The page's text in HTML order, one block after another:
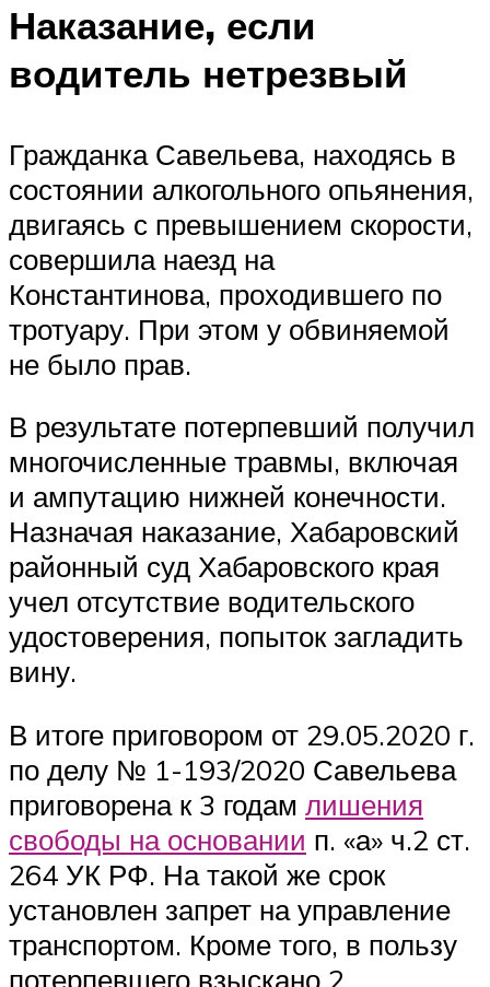
Наказание, если
водитель нетрезвый
Гражданка Савельева, находясь в
состоянии алкогольного опьянения,
двигаясь с превышением скорости,
совершила наезд на
Константинова, проходившего по
тротуару. При этом у обвиняемой
не было прав.
В результате потерпевший получил
многочисленные травмы, включая
и ампутацию нижней конечности.
Назначая наказание, Хабаровский
районный суд Хабаровского края
учел отсутствие водительского
удостоверения, попыток загладить
вину.
В итоге приговором от 29.05.2020 г.
по делу № 1-193/2020 Савельева
приговорена к 3 годам лишения
свободы на основании п. «а» ч.2 ст.
264 УК РФ. На такой же срок
установлен запрет на управление
транспортом. Кроме того, в пользу
потерпевшего взыскано 2